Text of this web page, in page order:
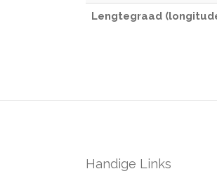
Lengtegraad
Handige Links